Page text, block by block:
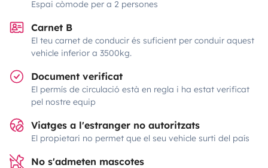
Espai còmode per a 2 persones
Carnet B
El teu carnet de conducir és suficient per conduir aquest
vehicle inferior a 3500kg.
Document verificat
El permís de circulació està en regla i ha estat verificat
pel nostre equip
Viatges a l'estranger no autoritzats
El propietari no permet que el seu vehicle surti del país
No s'admeten mascotes